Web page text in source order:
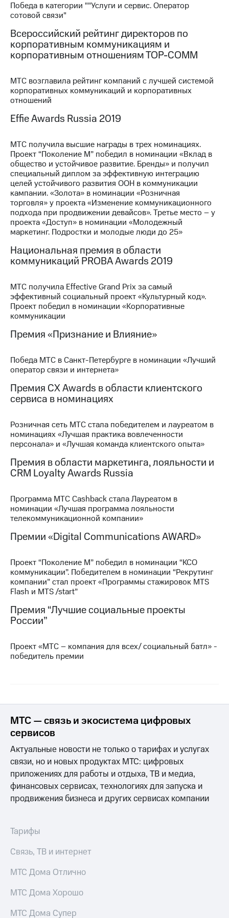
МТС
о технологиях
Достижения
Финансовая
отчетность
Контакты
в
регионе
и акционерам
Корпоративное
управление
Корпоративный
секретарь
Раскрытие
Информация
акционерам
"МТС"
Собрания
акционеров
Личный
кабинет
акционера
капитал
Контроль
аудит
Рынок
Описание
Программа
приобретения
Порядок
выкупа
акций
Рынок
облигаций
Описание
Еврооблигации-2023
Уведомление
погашении
именных
облигаций
Другое
Регистратор
Реквизиты
развитие
деловая этика
На главную
Победа в категории ""Услуги и сервис. Оператор
сотовой связи"
Всероссийский рейтинг директоров по
корпоративным коммуникациям и
корпоративным отношениям ТОР-СОММ
МТС возглавила рейтинг компаний с лучшей системой
корпоративных коммуникаций и корпоративных
отношений
Effie Awards Russia 2019
МТС получила высшие награды в трех номинациях.
Проект “Поколение М” победил в номинации «Вклад в
общество и устойчивое развитие. Бренды» и получил
специальный диплом за эффективную интеграцию
целей устойчивого развития ООН в коммуникации
кампании. «Золота» в номинации «Розничная
торговля» у проекта «Изменение коммуникационного
подхода при продвижении девайсов». Третье место – у
проекта «Доступ» в номинации «Молодежный
маркетинг. Подростки и молодые люди до 25»
Национальная премия в области
коммуникаций PROBA Awards 2019
МТС получила Effective Grand Prix за самый
эффективный социальный проект «Культурный код».
Проект победил в номинации «Корпоративные
коммуникации
Премия «Признание и Влияние»
Победа МТС в Санкт-Петербурге в номинации «Лучший
оператор связи и интернета»
Премия CX Awards в области клиентского
сервиса в номинациях
Розничная сеть МТС стала победителем и лауреатом в
номинациях «Лучшая практика вовлеченности
персонала» и «Лучшая команда клиентского опыта»
Премия в области маркетинга, лояльности и
CRM Loyalty Awards Russia
Программа МТС Cashback стала Лауреатом в
номинации «Лучшая программа лояльности
телекоммуникационной компании»
Премии «Digital Communications AWARD»
Проект “Поколение М” победил в номинации “КСО
коммуникации”. Победителем в номинации “Рекрутинг
компании” стал проект «Программы стажировок MTS
Flash и MTS /start”
Премия “Лучшие социальные проекты
России”
Проект «МТС – компания для всех/ социальный батл» -
победитель премии
МТС — связь и экосистема цифровых
сервисов
Актуальные новости не только о тарифах и услугах
связи, но и новых продуктах МТС: цифровых
приложениях для работы и отдыха, ТВ и медиа,
финансовых сервисах, технологиях для запуска и
продвижения бизнеса и других сервисах компании
Тарифы
Связь, ТВ и интернет
МТС Дома Отлично
МТС Дома Хорошо
МТС Дома Супер